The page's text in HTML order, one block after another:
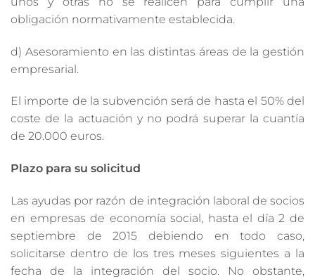
obligación normativamente establecida.
d) Asesoramiento en las distintas áreas de la gestión
empresarial.
El importe de la subvención será de hasta el 50% del
coste de la actuación y no podrá superar la cuantía
de 20.000 euros.
Plazo para su solicitud
Las ayudas por razón de integración laboral de socios
en empresas de economía social, hasta el día 2 de
septiembre de 2015 debiendo en todo caso,
solicitarse dentro de los tres meses siguientes a la
fecha de la integración del socio. No obstante,